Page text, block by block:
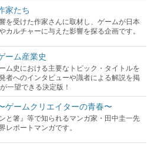
家たち
を受けた作家さんに取材し、ゲームが日本
カルチャーに与えた影響を探る企画です。
ーム産業史
ム史における主要なトピック・タイトルを
者へのインタビューや識者による解説を掲
一望できる決定版！
ゲームクリエイターの青春〜
と箸』等で知られるマンガ家・田中圭一先
レポートマンガです。